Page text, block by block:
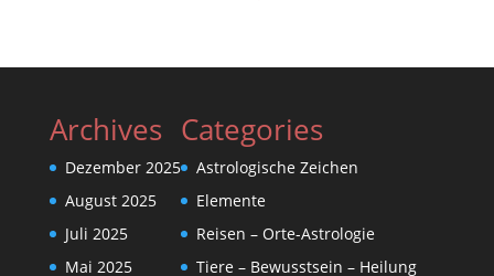
Archives
Dezember 2025
August 2025
Juli 2025
Mai 2025
Categories
Astrologische Zeichen
Elemente
Reisen – Orte-Astrologie
Tiere – Bewusstsein – Heilung